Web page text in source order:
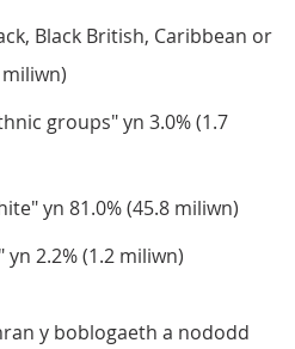
Black British, Caribbean or
groups" yn 3.0% (1.7
yn 81.0% (45.8 miliwn)
2.2% (1.2 miliwn)
y boblogaeth a nododd